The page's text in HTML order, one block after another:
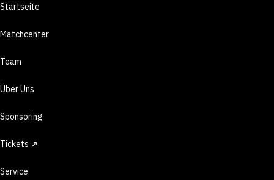
Startseite
Matchcenter
Team
Über Uns
Sponsoring
Tickets ↗
Service